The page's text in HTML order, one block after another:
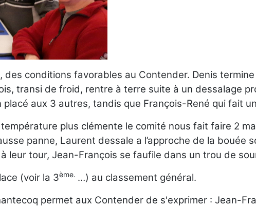
conditions favorables au Contender. Denis
transi de froid, rentre à terre suite à un dessalage
aux 3 autres, tandis que François-René qui fait
plus clémente le comité nous fait faire 2
panne, Laurent dessale a l’approche de la
leur tour, Jean-François se faufile dans un trou de
(voir la 3ème. …) au classement général.
permet aux Contender de s'exprimer : Jean-